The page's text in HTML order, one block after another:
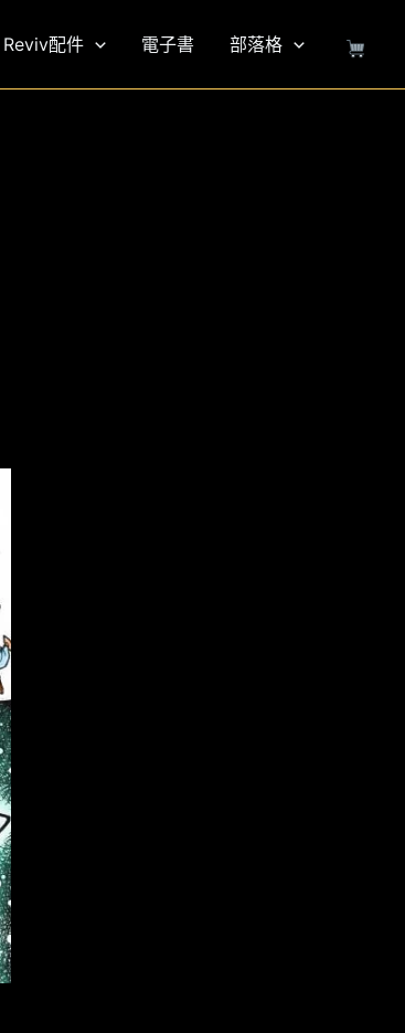
Reviv配件 電子書 部落格